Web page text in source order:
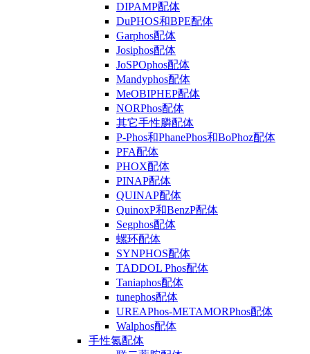
DIPAMP配体
DuPHOS和BPE配体
Garphos配体
Josiphos配体
JoSPOphos配体
Mandyphos配体
MeOBIPHEP配体
NORPhos配体
其它手性膦配体
P-Phos和PhanePhos和BoPhoz配体
PFA配体
PHOX配体
PINAP配体
QUINAP配体
QuinoxP和BenzP配体
Segphos配体
螺环配体
SYNPHOS配体
TADDOL Phos配体
Taniaphos配体
tunephos配体
UREAPhos-METAMORPhos配体
Walphos配体
手性氮配体